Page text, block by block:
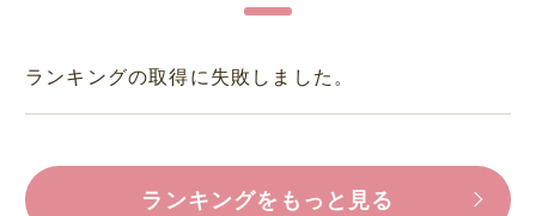
ランキングの取得に失敗しました。
ランキングをもっと見る